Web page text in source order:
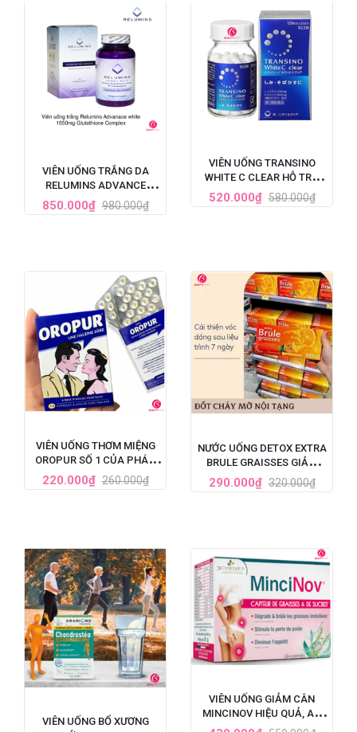
VIÊN UỐNG TRẮNG DA
RELUMINS ADVANCE
WHITE GLUTATHIONE
COMPLEX (1650MG X 90
850.000₫ 980.000₫
VIÊN UỐNG TRANSINO
WHITE C CLEAR HỖ TRỢ
TRẮNG DA CẢI THIỆN NÁM
120 VIÊN (MẪU MỚI NHẤT)
520.000₫ 580.000₫
VIÊN UỐNG THƠM MIỆNG
OROPUR SỐ 1 CỦA PHÁP,
ĐẶC TRỊ HÔI MIỆNG
220.000₫ 260.000₫
NƯỚC UỐNG DETOX EXTRA
BRULE GRAISSES GIẢM
CÂN VÀ GIẢM MỠ NỘI
TẠNG CỦA PHÁP - 7 ỐNG X
290.000₫ 320.000₫
VIÊN UỐNG BỔ XƯƠNG
VIÊN UỐNG GIẢM CÂN
MINCINOV HIỆU QUẢ, AN
TOÀN SỐ 1 TẠI PHÁP - HỘP